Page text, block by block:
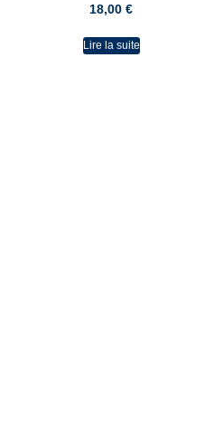
18,00 €
Lire la suite